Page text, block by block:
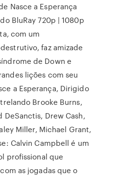
Nasce a Esperança
BluRay 720p | 1080p
com um
faz amizade
de Down e
lições com seu
a Esperança, Dirigido
Brooke Burns,
DeSanctis, Drew Cash,
Miller, Michael Grant,
Calvin Campbell é um
profissional que
as jogadas que o